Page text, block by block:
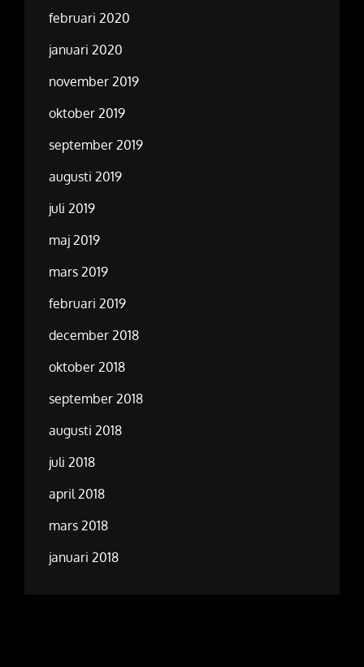
februari 2020
januari 2020
november 2019
oktober 2019
september 2019
augusti 2019
juli 2019
maj 2019
mars 2019
februari 2019
december 2018
oktober 2018
september 2018
augusti 2018
juli 2018
april 2018
mars 2018
januari 2018